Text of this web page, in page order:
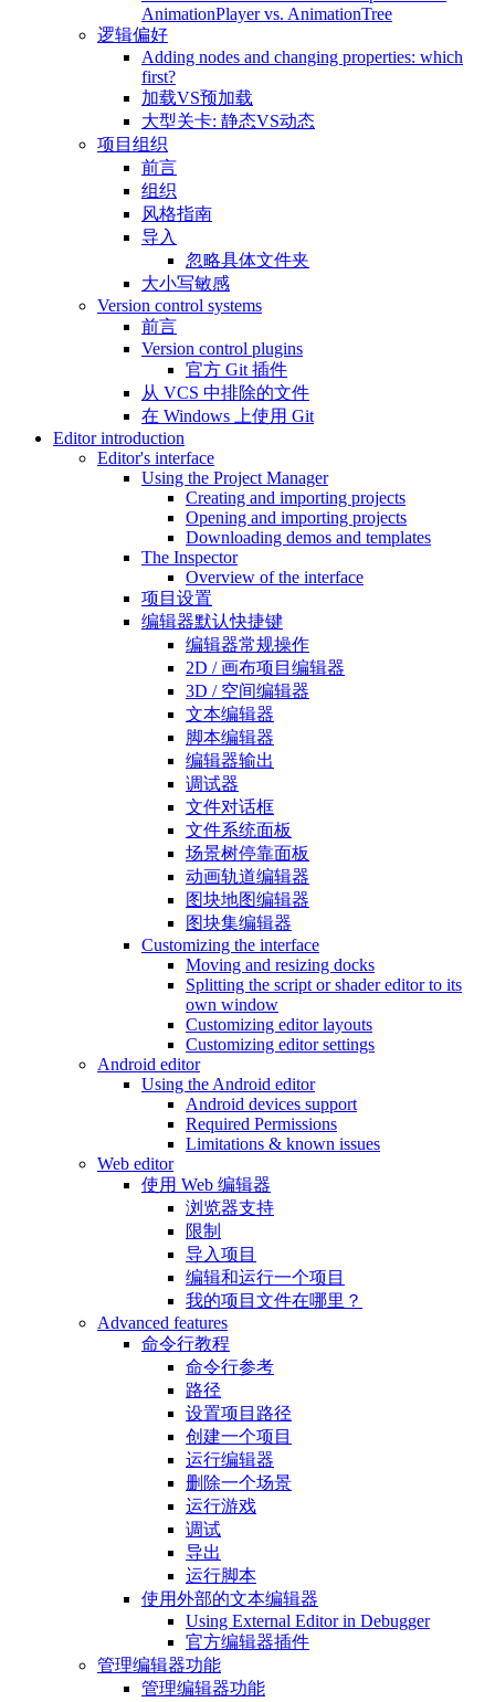
AnimationPlayer vs. AnimationTree
逻辑偏好
Adding nodes and changing properties: which
first?
加载VS预加载
大型关卡: 静态VS动态
项目组织
前言
组织
风格指南
导入
忽略具体文件夹
大小写敏感
Version control systems
前言
Version control plugins
官方 Git 插件
从 VCS 中排除的文件
在 Windows 上使用 Git
Editor introduction
Editor's interface
Using the Project Manager
Creating and importing projects
Opening and importing projects
Downloading demos and templates
The Inspector
Overview of the interface
项目设置
编辑器默认快捷键
编辑器常规操作
2D / 画布项目编辑器
3D / 空间编辑器
文本编辑器
脚本编辑器
编辑器输出
调试器
文件对话框
文件系统面板
场景树停靠面板
动画轨道编辑器
图块地图编辑器
图块集编辑器
Customizing the interface
Moving and resizing docks
Splitting the script or shader editor to its
own window
Customizing editor layouts
Customizing editor settings
Android editor
Using the Android editor
Android devices support
Required Permissions
Limitations & known issues
Web editor
使用 Web 编辑器
浏览器支持
限制
导入项目
编辑和运行一个项目
我的项目文件在哪里？
Advanced features
命令行教程
命令行参考
路径
设置项目路径
创建一个项目
运行编辑器
删除一个场景
运行游戏
调试
导出
运行脚本
使用外部的文本编辑器
Using External Editor in Debugger
官方编辑器插件
管理编辑器功能
管理编辑器功能